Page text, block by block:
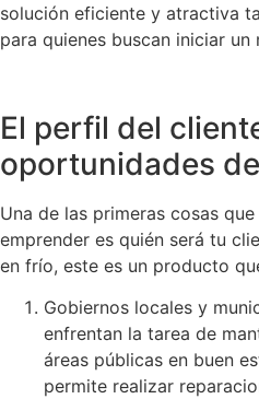
solución eficiente y atractiva
para quienes buscan iniciar un
El perfil del
oportunidades
Una de las primeras cosas
emprender es quién será tu
en frío, este es un producto
Gobiernos locales y
enfrentan la tarea de
áreas públicas en buen
permite realizar